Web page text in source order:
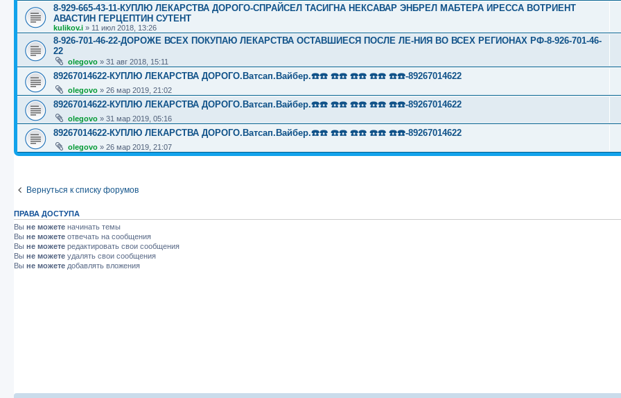
8-929-665-43-11-КУПЛЮ ЛЕКАРСТВА ДОРОГО-СПРАЙСЕЛ ТАСИГНА НЕКСАВАР ЭНБРЕЛ МАБТЕРА ИРЕССА ВОТРИЕНТ
АВАСТИН ГЕРЦЕПТИН СУТЕНТ
kulikov.i » 11 июл 2018, 13:26
8-926-701-46-22-ДОРОЖЕ ВСЕХ ПОКУПАЮ ЛЕКАРСТВА ОСТАВШИЕСЯ ПОСЛЕ ЛЕ-НИЯ ВО ВСЕХ РЕГИОНАХ РФ-8-926-701-46-
22
olegovo » 31 авг 2018, 15:11
89267014622-КУПЛЮ ЛЕКАРСТВА ДОРОГО.Ватсап.Вайбер.☎️☎️ ☎️☎️ ☎️☎️ ☎️☎️ ☎️☎️-89267014622
olegovo » 26 мар 2019, 21:02
89267014622-КУПЛЮ ЛЕКАРСТВА ДОРОГО.Ватсап.Вайбер.☎️☎️ ☎️☎️ ☎️☎️ ☎️☎️ ☎️☎️-89267014622
olegovo » 31 мар 2019, 05:16
89267014622-КУПЛЮ ЛЕКАРСТВА ДОРОГО.Ватсап.Вайбер.☎️☎️ ☎️☎️ ☎️☎️ ☎️☎️ ☎️☎️-89267014622
olegovo » 26 мар 2019, 21:07
Вернуться к списку форумов
ПРАВА ДОСТУПА
Вы не можете начинать темы
Вы не можете отвечать на сообщения
Вы не можете редактировать свои сообщения
Вы не можете удалять свои сообщения
Вы не можете добавлять вложения